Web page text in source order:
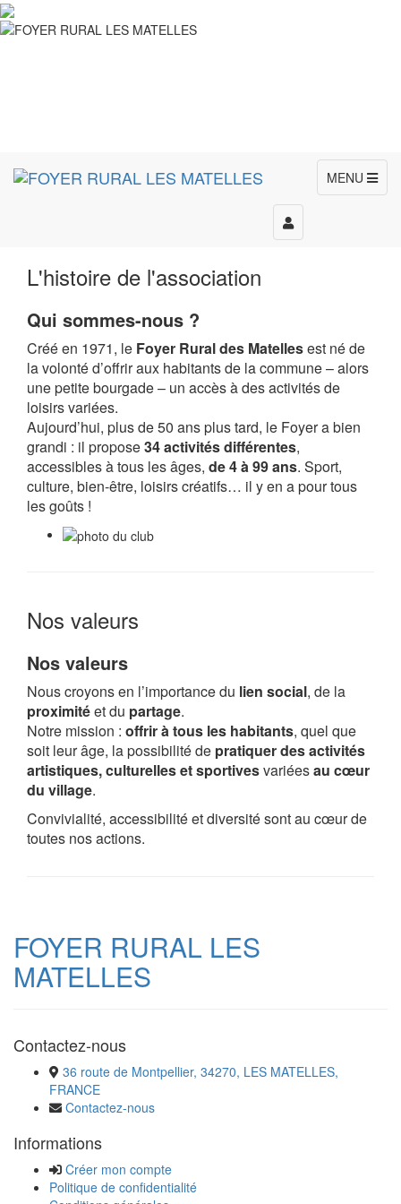
MENU
Toggle
navigation
L'histoire de l'association
Qui sommes-nous ?
Créé en 1971, le Foyer Rural des Matellesest né de
la volonté d’offrir aux habitants de la commune – alors
une petite bourgade – un accès à des activités de
loisirs variées.
Aujourd’hui, plus de 50 ans plus tard, le Foyer a bien
grandi : il propose34 activités différentes,
accessibles à tous les âges, de 4 à 99 ans. Sport,
culture, bien-être, loisirs créatifs… il y en a pour tous
les goûts !
Nos valeurs
Nos valeurs
Nous croyons en l’importance du lien social, de la
proximitéet du partage.
Notre mission : offrir à tous les habitants, quel que
soit leur âge, la possibilité de pratiquer des activités
artistiques, culturelles et sportivesvariéesau cœur
du village.
Convivialité, accessibilité et diversité sont au cœur de
toutes nos actions.
FOYER RURAL LES
MATELLES
Contactez-nous
36 route de Montpellier, 34270, LES MATELLES,
FRANCE
Contactez-nous
Informations
Créer mon compte
Politique de confidentialité